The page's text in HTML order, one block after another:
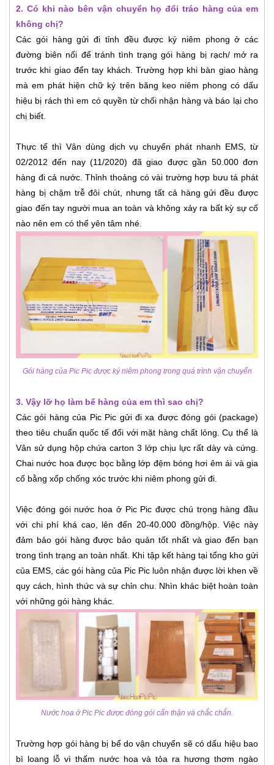
2. Có khi nào bên vận chuyển họ đổi tráo hàng của em
không chị?
Các gói hàng gửi đi tỉnh đều được ký niêm phong ở các
đường biên nối để tránh tình trạng gói hàng bị rạch/ mở ra
trước khi giao đến tay khách. Trường hợp khi bàn giao hàng
mà em phát hiện chữ ký trên băng keo niêm phong có dấu
hiệu bị rách thì em có quyền từ chối nhận hàng và báo lại cho
chị biết.
Thực tế thì Vân dùng dịch vụ chuyển phát nhanh EMS, từ
02/2012 đến nay (11/2020) đã giao được gần 50.000 đơn
hàng đi cả nước. Thỉnh thoảng có vài trường hợp bưu tá phát
hàng bị chậm trễ đôi chút, nhưng tất cả hàng gửi đều được
giao đến tay người mua an toàn và không xảy ra bất kỳ sự cố
nào nên em có thể yên tâm nhé.
Gói hàng của Pic Pic được ký niêm phong trong quá trình vận chuyển
3. Vậy lỡ họ làm bể hàng của em thì sao chị?
Các gói hàng của Pic Pic gửi đi xa được đóng gói (package)
theo tiêu chuẩn quốc tế đối với mặt hàng chất lỏng. Cụ thể là
Vân sử dụng hộp chứa carton 3 lớp chịu lực rất dày và cứng.
Chai nước hoa được bọc bằng lớp đệm bóng hơi êm ái và gia
cố bằng xốp chống xóc trước khi niêm phong gửi đi.
Việc đóng gói nước hoa ở Pic Pic được chú trọng hàng đầu
với chi phí khá cao, lên đến 20-40.000 đồng/hộp. Việc này
đảm bảo gói hàng được bảo quản tốt nhất và giao đến bạn
trong tình trạng an toàn nhất. Khi tập kết hàng tại tổng kho gửi
của EMS, các gói hàng của Pic Pic luôn nhận được lời khen về
quy cách, hình thức và sự chỉn chu. Nhìn khác biệt hoàn toàn
với những gói hàng khác.
Nước hoa ở Pic Pic được đóng gói cẩn thận và chắc chắn.
Trường hợp gói hàng bị bể do vận chuyển sẽ có dấu hiệu bao
bì loang lỗ vì thấm nước hoa và tỏa ra hương thơm ngào